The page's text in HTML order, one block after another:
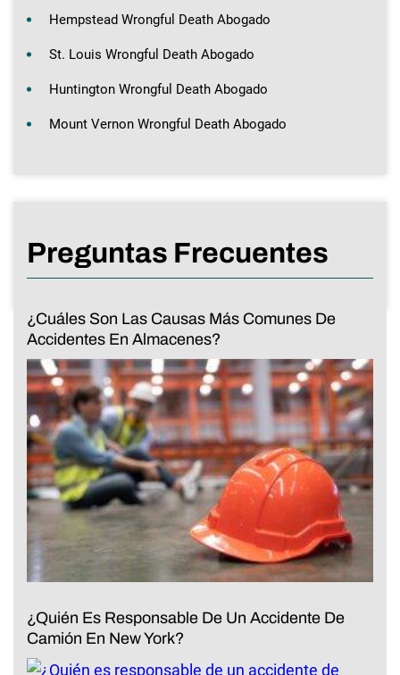
Hempstead Wrongful Death Abogado
St. Louis Wrongful Death Abogado
Huntington Wrongful Death Abogado
Mount Vernon Wrongful Death Abogado
Preguntas Frecuentes
¿Cuáles Son Las Causas Más Comunes De
Accidentes En Almacenes?
¿Quién Es Responsable De Un Accidente De
Camión En New York?